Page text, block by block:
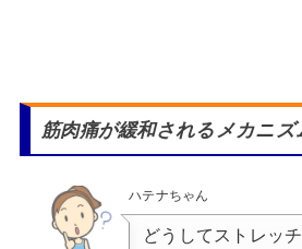
筋肉痛が緩和されるメカニズ
ハテナちゃん
どうしてストレッ